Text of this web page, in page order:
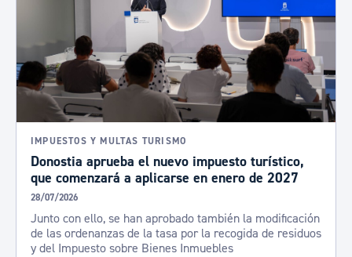
IMPUESTOS Y MULTAS TURISMO
Donostia aprueba el nuevo impuesto turístico,
que comenzará a aplicarse en enero de 2027
28/07/2026
Junto con ello, se han aprobado también la modificación
de las ordenanzas de la tasa por la recogida de residuos
y del Impuesto sobre Bienes Inmuebles